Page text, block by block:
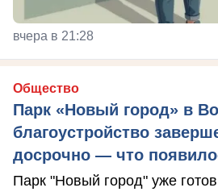
вчера в 21:28
Общество
Парк «Новый город» в
благоустройство
досрочно — что
Парк "Новый город" уже готов